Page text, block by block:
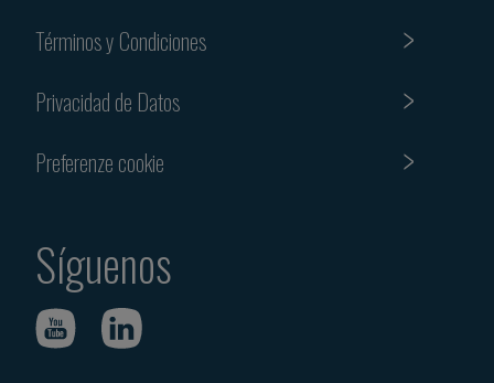
Términos y Condiciones
Privacidad de Datos
Preferenze cookie
Síguenos